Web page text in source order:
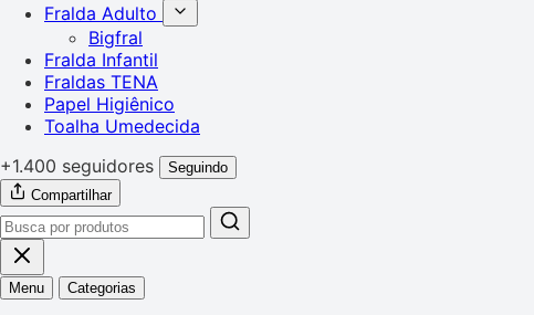
Fralda Adulto
Bigfral
Fralda Infantil
Fraldas TENA
Papel Higiênico
Toalha Umedecida
+1.400 seguidores
Seguindo
Compartilhar
Menu Categorias